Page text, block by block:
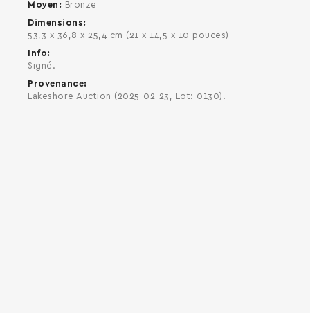
Moyen
Bronze
Dimensions
53,3 x 36,8 x 25,4 cm (21 x 14,5 x 10 pouces)
Info
Signé.
Provenance
Lakeshore Auction (2025-02-23, Lot: 0130).